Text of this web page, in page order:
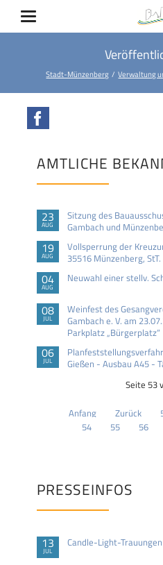
Stadt-Münzenberg Verwaltung
AMTLICHE
23
AUG
Sitzung des
Gambach und
19
AUG
Vollsperrung der
35516 Münzenberg,
04
AUG
Neuwahl einer stellv.
08
JUL
Weinfest des
Gambach e. V. am
Parkplatz „Bürgerplatz“
06
JUL
Gießen - Ausbau A45 -
Seite 53
Anfang Zurück
54
55 56
PRESSEINFOS
13
JUL
Candle-Light-